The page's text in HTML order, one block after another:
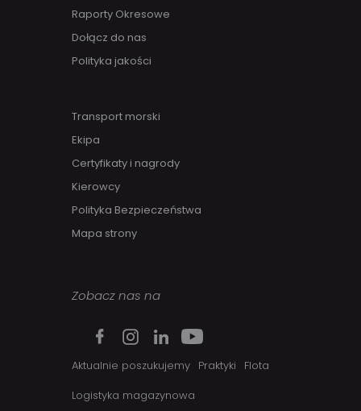
Raporty Okresowe
Dołącz do nas
Polityka jakości
Transport morski
Ekipa
Certyfikaty i nagrody
Kierowcy
Polityka Bezpieczeństwa
Mapa strony
Zobacz nas na
Aktualnie poszukujemy Praktyki
Flota
Logistyka magazynowa